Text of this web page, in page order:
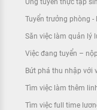
Tuyển trưởng phòng
Săn việc làm quản lý
Việc đang tuyển –
Bứt phá thu nhập với
Tìm việc làm thêm
Tìm việc full time